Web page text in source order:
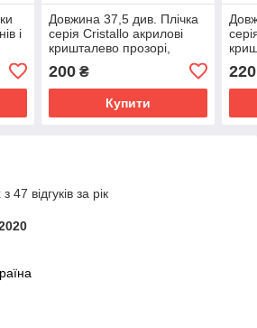
і
Довжина 37,5 див. Плічка
серія Сristallo акрилові
кришталево прозорі,
200₴
Купити
220
47 відгуків за рік